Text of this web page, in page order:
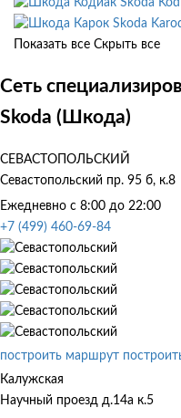
Skoda
Skoda
Показать все Скрыть все
Сеть
Skoda (Шкода)
СЕВАСТОПОЛЬСКИЙ
Севастопольский пр. 95 б, к.8
Ежедневно с 8:00 до 22:00
+7 (499) 460-69-84
построить маршрут
Калужская
Научный проезд д.14а к.5